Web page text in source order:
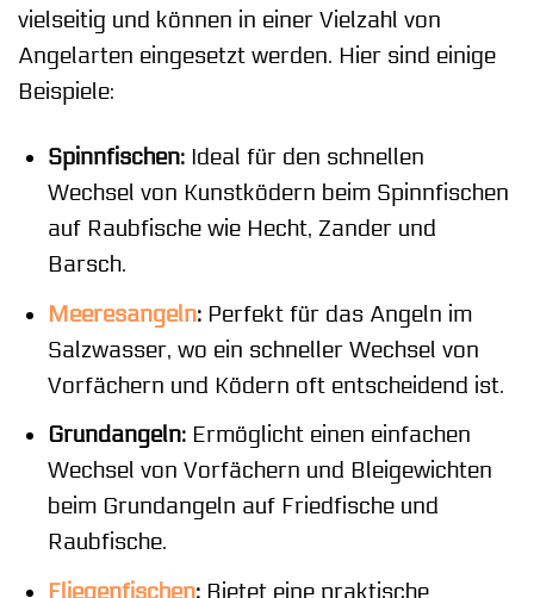
vielseitig und können in einer Vielzahl von
Angelarten eingesetzt werden. Hier sind einige
Beispiele:
Spinnfischen:Ideal für den schnellen
Wechsel von Kunstködern beim Spinnfischen
auf Raubfische wie Hecht, Zander und
Barsch.
Meeresangeln:Perfekt für das Angeln im
Salzwasser, wo ein schneller Wechsel von
Vorfächern und Ködern oft entscheidend ist.
Grundangeln:Ermöglicht einen einfachen
Wechsel von Vorfächern und Bleigewichten
beim Grundangeln auf Friedfische und
Raubfische.
Fliegenfischen:Bietet eine praktische